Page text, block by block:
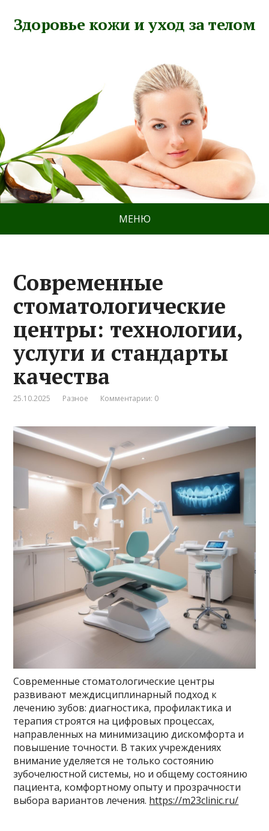
Здоровье кожи и уход за телом
МЕНЮ
Современные
стоматологические
центры: технологии,
услуги и стандарты
качества
25.10.2025 Разное Комментарии: 0
Современные стоматологические центры
развивают междисциплинарный подход к
лечению зубов: диагностика, профилактика и
терапия строятся на цифровых процессах,
направленных на минимизацию дискомфорта и
повышение точности. В таких учреждениях
внимание уделяется не только состоянию
зубочелюстной системы, но и общему состоянию
пациента, комфортному опыту и прозрачности
выбора вариантов лечения. https://m23clinic.ru/